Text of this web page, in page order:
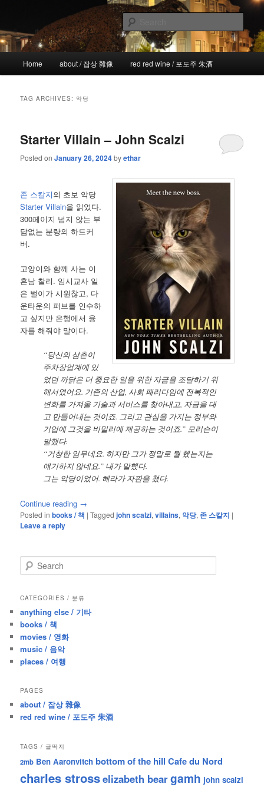
primary
content
secondary
content!wicked
the more I see the less I know
Home about / 잡상 雜像 red red wine / 포도주 朱酒
TAG ARCHIVES: 악당
Starter Villain – John Scalzi
Posted onJanuary 26, 2024byethar
존 스칼지의 초보 악당
Starter Villain을 읽었다.
300페이지 넘지 않는 부
담없는 분량의 하드커
버.
고양이와 함께 사는 이
혼남 찰리. 임시교사 일
은 벌이가 시원찮고, 다
운타운의 퍼브를 인수하
고 싶지만 은행에서 융
자를 해줘야 말이다.
“당신의 삼촌이
주차장업계에 있
었던 까닭은 더 중요한 일을 위한 자금을 조달하기 위
해서였어요. 기존의 산업, 사회 패러다임에 전복적인
변화를 가져올 기술과 서비스를 찾아내고, 자금을 대
고 만들어내는 것이죠. 그리고 관심을 가지는 정부와
기업에 그것을 비밀리에 제공하는 것이죠.” 모리슨이
말했다.
“거창한 임무네요. 하지만 그가 정말로 뭘 했는지는
얘기하지 않네요.” 내가 말했다.
그는 악당이었어. 헤라가 자판을 쳤다.
Continue reading →
Posted in books / 책 |Tagged john scalzi,villains, 악당, 존 스칼지 |
Leave a reply
e
r
h
CATEGORIES / 분류
anything else / 기타
books / 책
movies / 영화
music / 음악
places / 여행
PAGES
about / 잡상 雜像
red red wine / 포도주 朱酒
TAGS / 글딱지
2mb Ben Aaronvitch bottom of the hill Cafe du Nord
charles strosselizabeth beargamh john scalzi